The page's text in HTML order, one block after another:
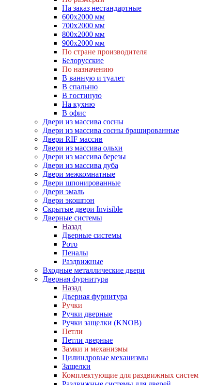
На заказ нестандартные
600х2000 мм
700х2000 мм
800х2000 мм
900х2000 мм
По стране производителя
Белорусские
По назначению
В ванную и туалет
В спальню
В гостиную
На кухню
В офис
Двери из массива сосны
Двери из массива сосны брашированные
Двери RIF массив
Двери из массива ольхи
Двери из массива березы
Двери из массива дуба
Двери межкомнатные
Двери шпонированные
Двери эмаль
Двери экошпон
Скрытые двери Invisible
Дверные системы
Назад
Дверные системы
Рото
Пеналы
Раздвижные
Входные металлические двери
Дверная фурнитура
Назад
Дверная фурнитура
Ручки
Ручки дверные
Ручки защелки (KNOB)
Петли
Петли дверные
Замки и механизмы
Цилиндровые механизмы
Защелки
Комплектующие для раздвижных систем